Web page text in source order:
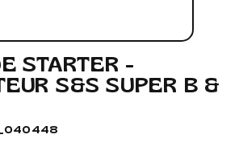
STARTER -
S&S SUPER B &